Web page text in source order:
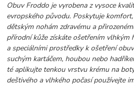
Obuv Froddo je vyrobena z vysoce
evropského původu. Poskytuje
dětským nohám zdravému a
přírodní kůže získáte ošetřením vlhkým
a speciálními prostředky k ošetření
suchým kartáčem, houbou nebo
té aplikujte tenkou vrstvu krému na
deštivého a vlhkého počasí používejte